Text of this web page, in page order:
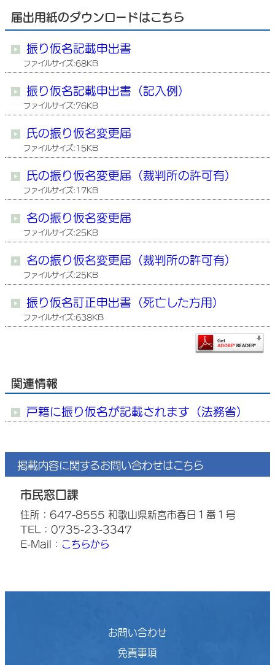
届出用紙のダウンロードはこちら
振り仮名記載申出書
ファイルサイズ:68KB
振り仮名記載申出書（記入例）
ファイルサイズ:76KB
氏の振り仮名変更届
ファイルサイズ:15KB
氏の振り仮名変更届（裁判所の許可有）
ファイルサイズ:17KB
名の振り仮名変更届
ファイルサイズ:25KB
名の振り仮名変更届（裁判所の許可有）
ファイルサイズ:25KB
振り仮名訂正申出書（死亡した方用）
ファイルサイズ:638KB
関連情報
戸籍に振り仮名が記載されます（法務省）
掲載内容に関するお問い合わせはこちら
市民窓口課
住所：647-8555 和歌山県新宮市春日１番１号
TEL：0735-23-3347
E-Mail： こちらから
お問い合わせ
免責事項